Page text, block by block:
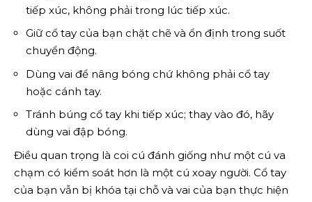
tiếp xúc, không phải trong lúc tiếp xúc.
Giữ cổ tay của bạn chặt chẽ và ổn định trong suốt
chuyển động.
Dùng vai để nâng bóng chứ không phải cổ tay
hoặc cánh tay.
Tránh búng cổ tay khi tiếp xúc; thay vào đó, hãy
dùng vai đập bóng.
Điều quan trọng là coi cú đánh giống như một cú va
chạm có kiểm soát hơn là một cú xoay người. Cổ tay
của bạn vẫn bị khóa tại chỗ và vai của bạn thực hiện